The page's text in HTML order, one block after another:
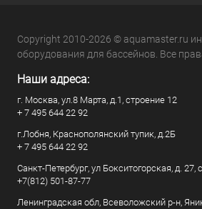
Copyright 2010-2026 © aquamaster.ru
оборудования для бассейнов. Все
Наши адреса:
г. Москва, ул.8 Марта, д.1, строение 12
+ 7 495 644 22 92
г.Лобня, Краснополянский тупик, д.2Б
+ 7 495 644 22 92
Санкт-Петербург, ул Бокситогорская, д. 27,
+7(812) 501-87-77
Ленинградская обл, Всеволожский р-н,